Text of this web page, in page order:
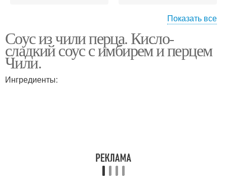
травой
Показать все
Соус из чили перца. Кисло-
сладкий соус с имбирем и перцем
Чили.
Ингредиенты: